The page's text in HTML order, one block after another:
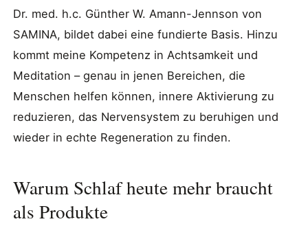
Dr. med. h.c. Günther W. Amann-Jennson von
SAMINA, bildet dabei eine fundierte Basis. Hinzu
kommt meine Kompetenz in Achtsamkeit und
Meditation – genau in jenen Bereichen, die
Menschen helfen können, innere Aktivierung zu
reduzieren, das Nervensystem zu beruhigen und
wieder in echte Regeneration zu finden.
Warum Schlaf heute mehr braucht
als Produkte